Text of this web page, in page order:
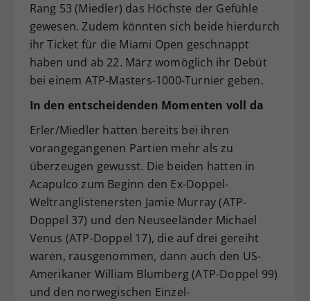
Rang 53 (Miedler) das Höchste der Gefühle
gewesen. Zudem könnten sich beide hierdurch
ihr Ticket für die Miami Open geschnappt
haben und ab 22. März womöglich ihr Debüt
bei einem ATP-Masters-1000-Turnier geben.
In den entscheidenden Momenten voll da
Erler/Miedler hatten bereits bei ihren
vorangegangenen Partien mehr als zu
überzeugen gewusst. Die beiden hatten in
Acapulco zum Beginn den Ex-Doppel-
Weltranglistenersten Jamie Murray (ATP-
Doppel 37) und den Neuseeländer Michael
Venus (ATP-Doppel 17), die auf drei gereiht
waren, rausgenommen, dann auch den US-
Amerikaner William Blumberg (ATP-Doppel 99)
und den norwegischen Einzel-